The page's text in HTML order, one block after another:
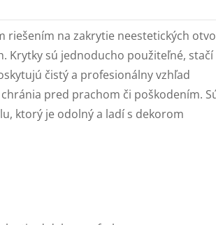
riešením na zakrytie neestetických
Krytky sú jednoducho použiteľné, stačí
čistý a profesionálny vzhľad
pred prachom či poškodením.
ktorý je odolný a ladí s dekorom